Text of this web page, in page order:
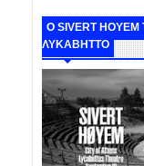
Ο SIVERT
ΛΥΚΑΒΗΤΤΟ